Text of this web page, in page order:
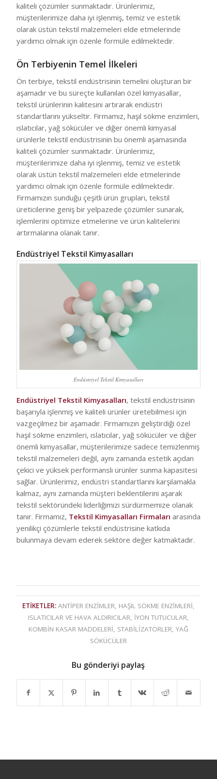
kaliteli çözümler sunmaktadır. Ürünlerimiz,
müşterilerimize daha iyi işlenmiş, temiz ve estetik
olarak üstün tekstil malzemeleri elde etmelerinde
yardımcı olmak için özenle formüle edilmektedir.
Ön Terbiyenin Temel İlkeleri
Ön terbiye, tekstil endüstrisinin temelini oluşturan bir
aşamadır ve bu süreçte kullanılan özel kimyasallar,
tekstil ürünlerinin kalitesini artırarak endüstri
standartlarını yükseltir. Firmamız, haşıl sökme enzimleri,
ıslatıcılar, yağ sökücüler ve diğer önemli kimyasal
ürünlerle tekstil endüstrisinin bu önemli aşamasında
kaliteli çözümler sunmaktadır. Ürünlerimiz,
müşterilerimize daha iyi işlenmiş, temiz ve estetik
olarak üstün tekstil malzemeleri elde etmelerinde
yardımcı olmak için özenle formüle edilmektedir.
Firmamızın sunduğu çeşitli ürün grupları, tekstil
üreticilerine geniş bir yelpazede çözümler sunarak,
işlemlerini optimize etmelerine ve ürün kalitelerini
artırmalarına olanak tanır.
Endüstriyel Tekstil Kimyasalları
Endüstriyel Tekstil Kimyasalları
Endüstriyel Tekstil Kimyasalları, tekstil endüstrisinin
başarıyla işlenmiş ve kaliteli ürünler üretebilmesi için
vazgeçilmez bir aşamadır. Firmamızın geliştirdiği özel
haşıl sökme enzimleri, ıslatıcılar, yağ sökücüler ve diğer
önemli kimyasallar, müşterilerimize sadece temizlenmiş
tekstil malzemeleri değil, aynı zamanda estetik açıdan
çekici ve yüksek performanslı ürünler sunma kapasitesi
sağlar. Ürünlerimiz, endüstri standartlarını karşılamakla
kalmaz, aynı zamanda müşteri beklentilerini aşarak
tekstil sektöründeki liderliğimizi sürdürmemize olanak
tanır. Firmamız, Tekstil Kimyasalları Firmaları arasında
yenilikçi çözümlerle tekstil endüstrisine katkıda
bulunmaya devam ederek sektöre değer katmaktadır.
ETIKETLER: ANTIPER ENZIMLER, HAŞIL SÖKME ENZIMLERI,
ISLATICILAR VE HAVA ALDIRICILAR, İYON TUTUCULAR,
KOMBIN KASAR MADDELERI, STABILIZATÖRLER, YAĞ
SÖKÜCÜLER
Bu gönderiyi paylaş